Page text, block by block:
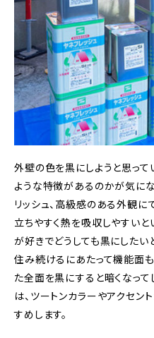
外壁の色を黒にしようと思って
ような特徴があるのかが気にな
リッシュ、高級感のある外観
立ちやすく熱を吸収しやすいと
が好きでどうしても黒にしたい
住み続けるにあたって機能面も
た全面を黒にすると暗くなっ
は、ツートンカラーやアクセン
すめします。